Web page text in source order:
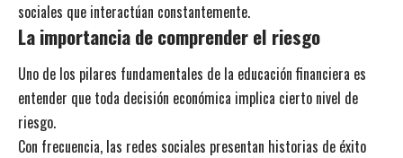
sociales que interactúan constantemente.
La importancia de comprender el riesgo
Uno de los pilares fundamentales de la educación financiera es
entender que toda decisión económica implica cierto nivel de
riesgo.
Con frecuencia, las redes sociales presentan historias de éxito